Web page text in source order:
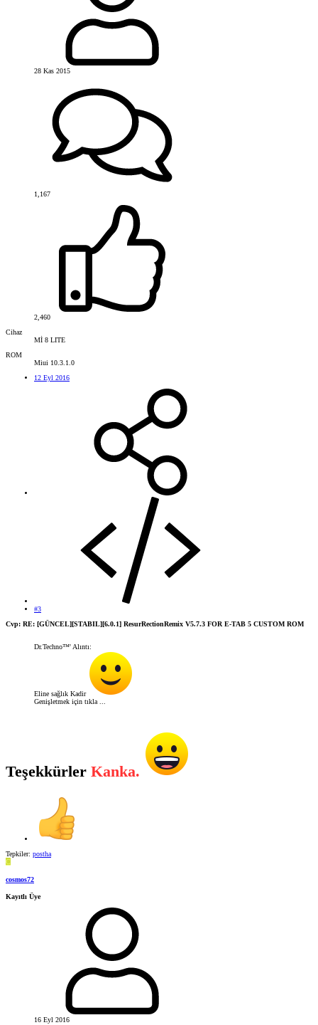
28 Kas 2015
1,167
2,460
Cihaz
Mİ 8 LITE
ROM
Miui 10.3.1.0
12 Eyl 2016
#3
Cvp: RE: [GÜNCEL][STABIL][6.0.1] ResurRectionRemix V5.7.3 FOR E-TAB 5 CUSTOM ROM
Dr.Techno™' Alıntı:
Eline sağlık Kadir
Genişletmek için tıkla ...
Teşekkürler Kanka.
Tepkiler: postha
C
cosmos72
Kayıtlı Üye
16 Eyl 2016